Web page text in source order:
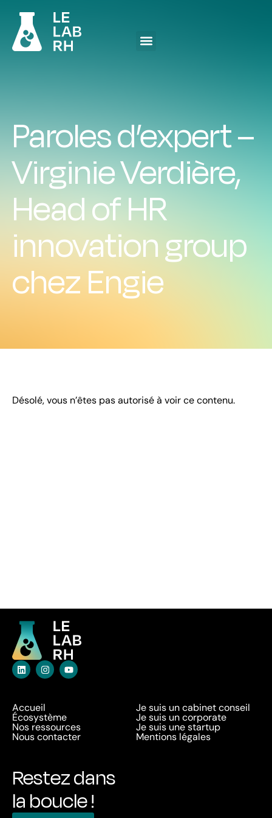
Paroles d’expert –
Virginie Verdière,
Head of HR
innovation group
chez Engie
Désolé, vous n’êtes pas autorisé à voir ce contenu.
Accueil
Écosystème
Nos ressources
Nous contacter
Je suis un cabinet conseil
Je suis un corporate
Je suis une startup
Mentions légales
Restez dans
la boucle !